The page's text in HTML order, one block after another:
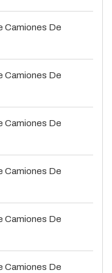
Camiones De
Camiones De
Camiones De
Camiones De
Camiones De
Camiones De